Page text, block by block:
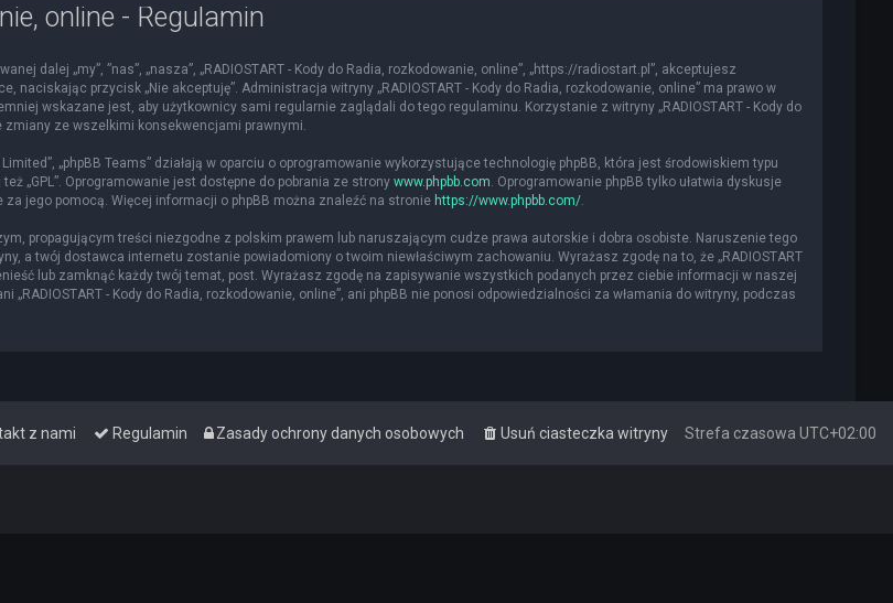
online - Regulamin
dalej „my”, ”nas”, „nasza”, „RADIOSTART - Kody do Radia, rozkodowanie, online”, „https://radiostart.pl”, akceptujesz
przycisk „Nie akceptuję”. Administracja witryny „RADIOSTART - Kody do Radia, rozkodowanie, online” ma prawo w
wskazane jest, aby użytkownicy sami regularnie zaglądali do tego regulaminu. Korzystanie z witryny „RADIOSTART - Kody do
ze wszelkimi konsekwencjami prawnymi.
Limited”, „phpBB Teams” działają w oparciu o oprogramowanie wykorzystujące technologię phpBB, która jest środowiskiem typu
też „GPL”. Oprogramowanie jest dostępne do pobrania ze strony www.phpbb.com. Oprogramowanie phpBB tylko ułatwia dyskusje
jego pomocą. Więcej informacji o phpBB można znaleźć na stronie https://www.phpbb.com/.
propagującym treści niezgodne z polskim prawem lub naruszającym cudze prawa autorskie i dobra osobiste. Naruszenie tego
a twój dostawca internetu zostanie powiadomiony o twoim niewłaściwym zachowaniu. Wyrażasz zgodę na to, że „RADIOSTART
lub zamknąć każdy twój temat, post. Wyrażasz zgodę na zapisywanie wszystkich podanych przez ciebie informacji w naszej
- Kody do Radia, rozkodowanie, online”, ani phpBB nie ponosi odpowiedzialności za włamania do witryny, podczas
Strefa czasowa UTC+02:00
Usuń ciasteczka witryny
Zasady ochrony danych osobowych
Regulamin
z nami